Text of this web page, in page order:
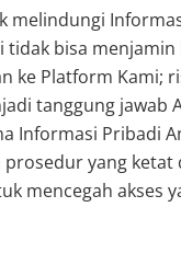
melindungi
tidak bisa menjamin
ke Platform Kami;
tanggung jawab
Informasi Pribadi
prosedur yang
mencegah akses